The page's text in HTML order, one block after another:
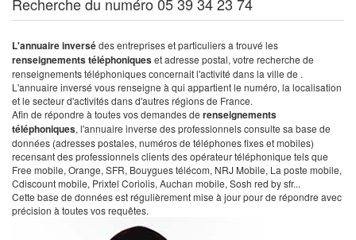
L'annuaire inversédes entreprises et particuliers a trouvé les
renseignements téléphoniqueset adresse postal, votre recherche de
renseignements téléphoniques concernait l'activité dans la ville de .
L'annuaire inversé vous renseigne à qui appartient le numéro, la localisation
et le secteur d'activités dans d'autres régions de France.
Afin de répondre à toutes vos demandes de renseignements
téléphoniques, l'annuaire inverse des professionnels consulte sa base de
données (adresses postales, numéros de téléphones fixes et mobiles)
recensant des professionnels clients des opérateur téléphonique tels que
Free mobile, Orange, SFR, Bouygues télécom, NRJ Mobile, La poste mobile,
Cdiscount mobile, Prixtel Coriolis, Auchan mobile, Sosh red by sfr...
Cette base de données est régulièrement mise à jour pour de répondre avec
précision à toutes vos requêtes.